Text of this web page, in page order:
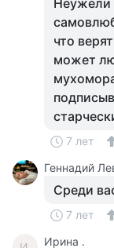
Неужели
что
может
7 лет
Геннадий
Среди
7 лет
Ирина .